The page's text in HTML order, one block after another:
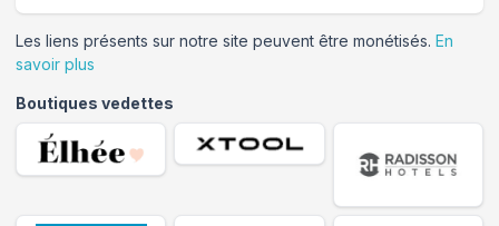
Les liens présents sur notre site peuvent être monétisés. En
savoir plus
Boutiques vedettes